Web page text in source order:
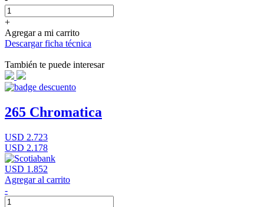
+
Agregar a mi carrito
Descargar ficha técnica
También te puede interesar
265 Chromatica
USD 2.723
USD 2.178
USD 1.852
Agregar al carrito
-